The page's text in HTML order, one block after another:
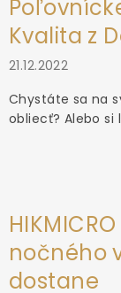
Kvalita z
21.12.2022
Chystáte sa na
obliecť? Alebo si
nočného
dostane